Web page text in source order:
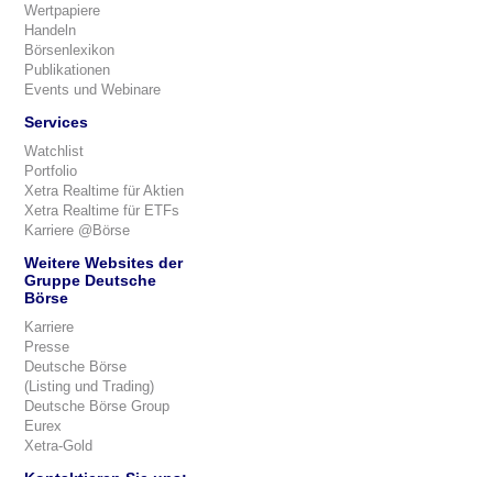
Wertpapiere
Handeln
Börsenlexikon
Publikationen
Events und Webinare
Services
Watchlist
Portfolio
Xetra Realtime für Aktien
Xetra Realtime für ETFs
Karriere @Börse
Weitere Websites der
Gruppe Deutsche
Börse
Karriere
Presse
Deutsche Börse
(Listing und Trading)
Deutsche Börse Group
Eurex
Xetra-Gold